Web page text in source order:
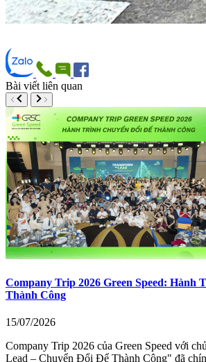
Bài viết liên quan
Company Trip 2026 Green Speed: Hành
Thành Công
15/07/2026
Company Trip 2026 của Green Speed với
Lead – Chuyển Đổi Để Thành Công" đã